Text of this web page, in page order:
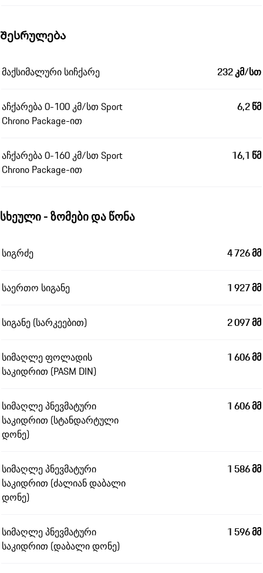
Შესრულება
მაქსიმალური სიჩქარე 232 კმ/სთ
აჩქარება 0-100 კმ/სთ Sport
Chrono Package-ით
6,2 წმ
აჩქარება 0-160 კმ/სთ Sport
Chrono Package-ით
16,1 წმ
სხეული - ზომები და წონა
სიგრძე 4 726 მმ
საერთო სიგანე 1 927 მმ
სიგანე (სარკეებით) 2 097 მმ
სიმაღლე ფოლადის
საკიდრით (PASM DIN)
1 606 მმ
სიმაღლე პნევმატური
საკიდრით (სტანდარტული
დონე)
1 606 მმ
სიმაღლე პნევმატური
საკიდრით (ძალიან დაბალი
დონე)
1 586 მმ
სიმაღლე პნევმატური
საკიდრით (დაბალი დონე)
1 596 მმ